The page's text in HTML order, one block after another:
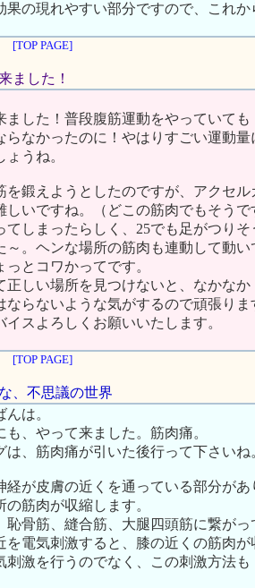
果の現れやすい部分ですので、これ
[TOP PAGE]
ました！
ました！普段腹筋運動をやっていても
らなかったのに！やはりすごい運動量
うね。
を鍛えようとしたのですが、アクセル
しいですね。（どこの筋肉でもそうで
てしまったらしく、25でも足がつりそ
～。ヘンな場所の筋肉も連動して動い
っとコワかってです。
正しい場所を見つけないと、なかなか
ならないような気がするので頑張りま
イスよろしくお願いいたします。
[TOP PAGE]
、不思議の世界
は。
も、やって来ました。筋肉痛。
は、筋肉痛が引いた後行って下さいね
経が皮膚の近くを通っている部分が
筋肉が収縮します。
恥骨筋、縫合筋、大腿四頭筋に繋が
を電気刺激すると、膝の近くの筋肉
刺激を行うのでなく、この刺激方法